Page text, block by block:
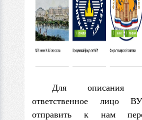
Для описания
ответственное лицо
отправить к нам